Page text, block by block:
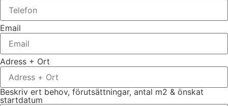
Email
Adress + Ort
Beskriv ert behov, förutsättningar, antal m2 & önskat
startdatum